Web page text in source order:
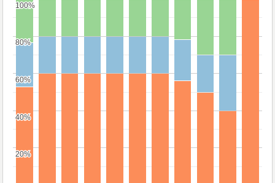
20%
20%
40%
40%
60%
60%
80%
80%
100%
100%